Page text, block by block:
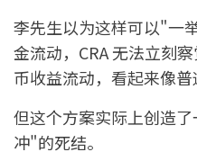
李先生以为这样可以"一
金流动，CRA 无法立刻
币收益流动，看起来像普
但这个方案实际上创造
冲"的死结。